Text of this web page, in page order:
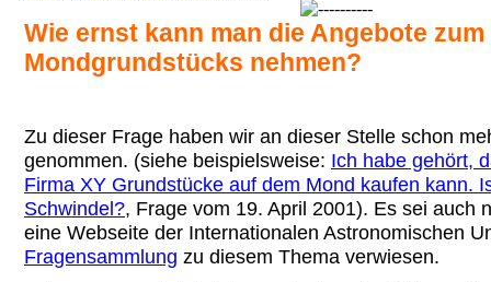
Wie ernst kann man die Angebote
Mondgrundstücks nehmen?
Zu dieser Frage haben wir an dieser Stelle schon
genommen. (siehe beispielsweise: Ich habe gehört,
Firma XY Grundstücke auf dem Mond kaufen kann.
Schwindel?, Frage vom 19. April 2001). Es sei auch
eine Webseite der Internationalen Astronomischen
Fragensammlung zu diesem Thema verwiesen.